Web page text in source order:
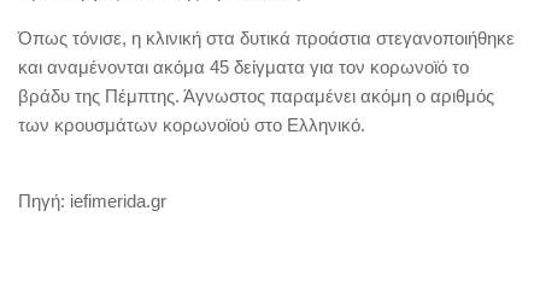
Όπως τόνισε, η κλινική στα δυτικά προάστια στεγανοποιήθηκε
και αναμένονται ακόμα 45 δείγματα για τον κορωνοϊό το
βράδυ της Πέμπτης. Άγνωστος παραμένει ακόμη ο αριθμός
των κρουσμάτων κορωνοϊού στο Ελληνικό.
Πηγή: iefimerida.gr